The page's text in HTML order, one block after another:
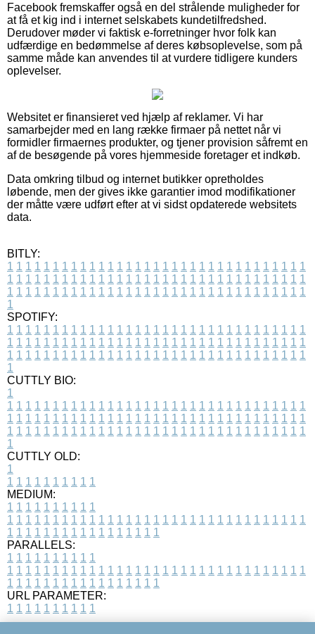
Facebook fremskaffer også en del strålende muligheder for
at få et kig ind i internet selskabets kundetilfredshed.
Derudover møder vi faktisk e-forretninger hvor folk kan
udfærdige en bedømmelse af deres købsoplevelse, som på
samme måde kan anvendes til at vurdere tidligere kunders
oplevelser.
Websitet er finansieret ved hjælp af reklamer. Vi har
samarbejder med en lang række firmaer på nettet når vi
formidler firmaernes produkter, og tjener provision såfremt en
af de besøgende på vores hjemmeside foretager et indkøb.
Data omkring tilbud og internet butikker opretholdes
løbende, men der gives ikke garantier imod modifikationer
der måtte være udført efter at vi sidst opdaterede websitets
data.
BITLY:
1 1 1 1 1 1 1 1 1 1 1 1 1 1 1 1 1 1 1 1 1 1 1 1 1 1 1 1 1 1 1 1 1
1 1 1 1 1 1 1 1 1 1 1 1 1 1 1 1 1 1 1 1 1 1 1 1 1 1 1 1 1 1 1 1 1
1 1 1 1 1 1 1 1 1 1 1 1 1 1 1 1 1 1 1 1 1 1 1 1 1 1 1 1 1 1 1 1 1
1
SPOTIFY:
1 1 1 1 1 1 1 1 1 1 1 1 1 1 1 1 1 1 1 1 1 1 1 1 1 1 1 1 1 1 1 1 1
1 1 1 1 1 1 1 1 1 1 1 1 1 1 1 1 1 1 1 1 1 1 1 1 1 1 1 1 1 1 1 1 1
1 1 1 1 1 1 1 1 1 1 1 1 1 1 1 1 1 1 1 1 1 1 1 1 1 1 1 1 1 1 1 1 1
1
CUTTLY BIO:
1
1 1 1 1 1 1 1 1 1 1 1 1 1 1 1 1 1 1 1 1 1 1 1 1 1 1 1 1 1 1 1 1 1
1 1 1 1 1 1 1 1 1 1 1 1 1 1 1 1 1 1 1 1 1 1 1 1 1 1 1 1 1 1 1 1 1
1 1 1 1 1 1 1 1 1 1 1 1 1 1 1 1 1 1 1 1 1 1 1 1 1 1 1 1 1 1 1 1 1
1
CUTTLY OLD:
1
1 1 1 1 1 1 1 1 1 1
MEDIUM:
1 1 1 1 1 1 1 1 1 1
1 1 1 1 1 1 1 1 1 1 1 1 1 1 1 1 1 1 1 1 1 1 1 1 1 1 1 1 1 1 1 1 1
1 1 1 1 1 1 1 1 1 1 1 1 1 1 1 1 1
PARALLELS:
1 1 1 1 1 1 1 1 1 1
1 1 1 1 1 1 1 1 1 1 1 1 1 1 1 1 1 1 1 1 1 1 1 1 1 1 1 1 1 1 1 1 1
1 1 1 1 1 1 1 1 1 1 1 1 1 1 1 1 1
URL PARAMETER:
1 1 1 1 1 1 1 1 1 1